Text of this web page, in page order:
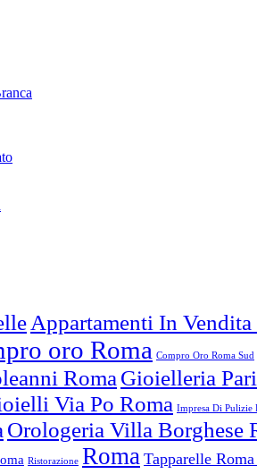
Appartamenti In
oro Roma Compro Oro Roma Sud
Roma Gioielleria
Via Po Roma Impresa Di Pulizie
Orologeria Villa Borghese
Ristorazione Roma Tapparelle